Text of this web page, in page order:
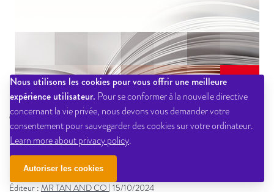
Nous utilisons les cookies pour vous offrir une meilleure
expérience utilisateur. Pour se conformer à la nouvelle directive
concernant la vie privée, nous devons vous demander votre
consentement pour sauvegarder des cookies sur votre ordinateur.
Learn more about privacy policy.
Autoriser les cookies
colis nouveaute mortelle adele octobre 2024 cdl345
Non renseigné
Éditeur : MR TAN AND CO | 15/10/2024